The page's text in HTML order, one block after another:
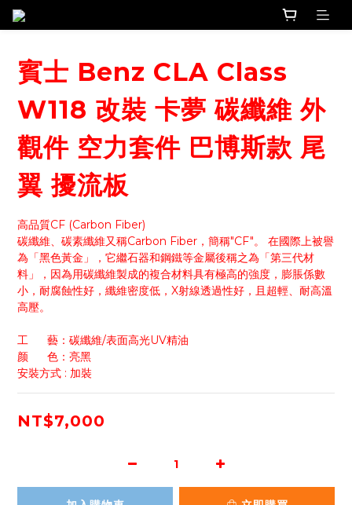
賓士 Benz CLA Class
W118 改裝 卡夢 碳纖維 外
觀件 空力套件 巴博斯款 尾
翼 擾流板
高品質CF (Carbon Fiber)
碳纖維、碳素纖維又稱Carbon Fiber，簡稱"CF"。 在國際上被譽
為「黑色黃金」，它繼石器和鋼鐵等金屬後稱之為「第三代材
料」，因為用碳纖維製成的複合材料具有極高的強度，膨脹係數
小，耐腐蝕性好，纖維密度低，X射線透過性好，且超輕、耐高溫
高壓。
工      藝：碳纖維/表面高光UV精油
颜      色：亮黑
安裝方式 : 加裝
NT$7,000